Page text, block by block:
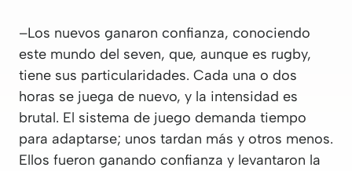
–Los nuevos ganaron confianza, conociendo
este mundo del seven, que, aunque es rugby,
tiene sus particularidades. Cada una o dos
horas se juega de nuevo, y la intensidad es
brutal. El sistema de juego demanda tiempo
para adaptarse; unos tardan más y otros menos.
Ellos fueron ganando confianza y levantaron la